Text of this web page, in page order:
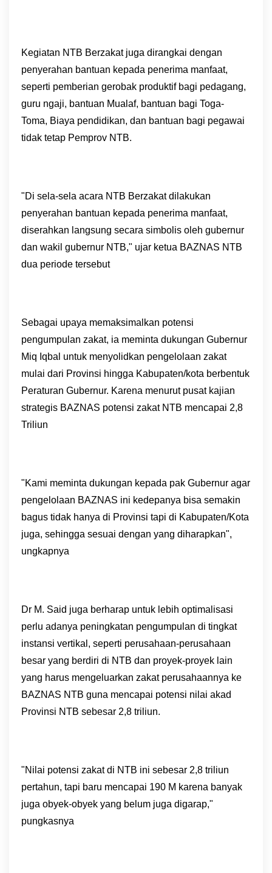
Kegiatan NTB Berzakat juga dirangkai dengan
penyerahan bantuan kepada penerima manfaat,
seperti pemberian gerobak produktif bagi pedagang,
guru ngaji, bantuan Mualaf, bantuan bagi Toga-
Toma, Biaya pendidikan, dan bantuan bagi pegawai
tidak tetap Pemprov NTB.
"Di sela-sela acara NTB Berzakat dilakukan
penyerahan bantuan kepada penerima manfaat,
diserahkan langsung secara simbolis oleh gubernur
dan wakil gubernur NTB," ujar ketua BAZNAS NTB
dua periode tersebut
Sebagai upaya memaksimalkan potensi
pengumpulan zakat, ia meminta dukungan Gubernur
Miq Iqbal untuk menyolidkan pengelolaan zakat
mulai dari Provinsi hingga Kabupaten/kota berbentuk
Peraturan Gubernur. Karena menurut pusat kajian
strategis BAZNAS potensi zakat NTB mencapai 2,8
Triliun
"Kami meminta dukungan kepada pak Gubernur agar
pengelolaan BAZNAS ini kedepanya bisa semakin
bagus tidak hanya di Provinsi tapi di Kabupaten/Kota
juga, sehingga sesuai dengan yang diharapkan",
ungkapnya
Dr M. Said juga berharap untuk lebih optimalisasi
perlu adanya peningkatan pengumpulan di tingkat
instansi vertikal, seperti perusahaan-perusahaan
besar yang berdiri di NTB dan proyek-proyek lain
yang harus mengeluarkan zakat perusahaannya ke
BAZNAS NTB guna mencapai potensi nilai akad
Provinsi NTB sebesar 2,8 triliun.
"Nilai potensi zakat di NTB ini sebesar 2,8 triliun
pertahun, tapi baru mencapai 190 M karena banyak
juga obyek-obyek yang belum juga digarap,"
pungkasnya